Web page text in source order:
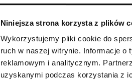
Niniejsza strona korzysta z plików
Wykorzystujemy pliki cookie do
ruch w naszej witrynie. Informacje o
reklamowym i analitycznym.
uzyskanymi podczas korzystania z